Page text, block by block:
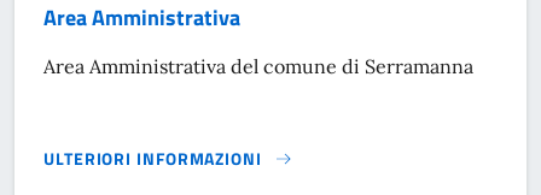
Area Amministrativa
Area Amministrativa del comune di Serramanna
ULTERIORI INFORMAZIONI
AREA AMMINISTRATIVA}